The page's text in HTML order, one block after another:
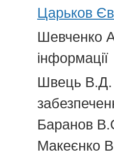
Царьков
Шевченко
інформації
Швець В.Д.
Баранов
Макеєнко